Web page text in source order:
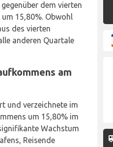
dem vierten
15,80%. Obwohl
des vierten
anderen Quartale
am
und verzeichnete im
um 15,80% im
Wachstum
Reisende